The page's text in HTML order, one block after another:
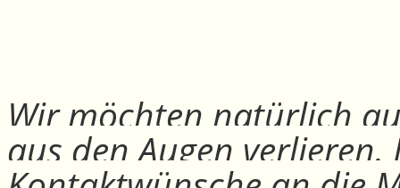
Wir möchten natürlich
aus den Augen